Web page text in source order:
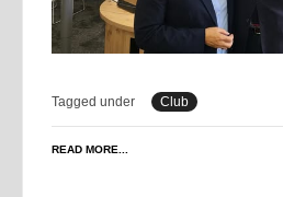
Tagged under Club
READ MORE...